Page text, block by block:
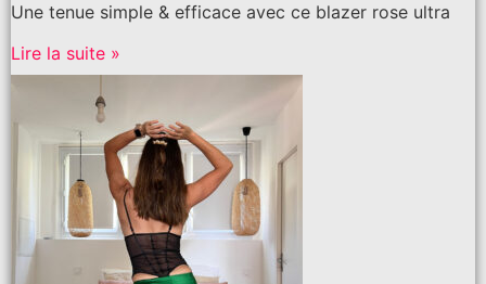
Une tenue simple & efficace avec ce blazer rose ultra
Lire la suite »